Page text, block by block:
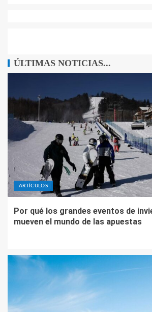
ÚLTIMAS NOTICIAS...
ARTÍCULOS
Por qué los grandes eventos de
mueven el mundo de las apuestas